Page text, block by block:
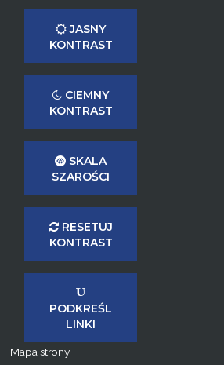
JASNY
KONTRAST
CIEMNY
KONTRAST
SKALA
SZAROŚCI
RESETUJ
KONTRAST
PODKREŚL
LINKI
Mapa strony